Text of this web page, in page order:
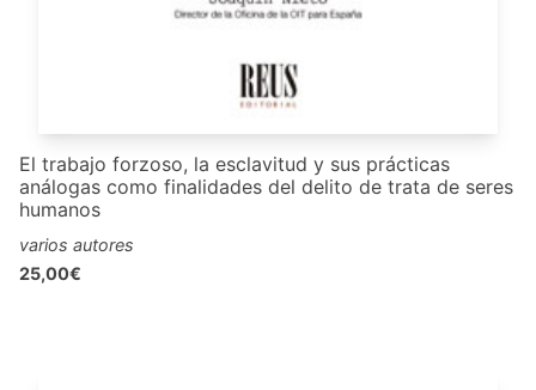
El trabajo forzoso, la esclavitud y sus prácticas
análogas como finalidades del delito de trata de seres
humanos
varios autores
25,00€